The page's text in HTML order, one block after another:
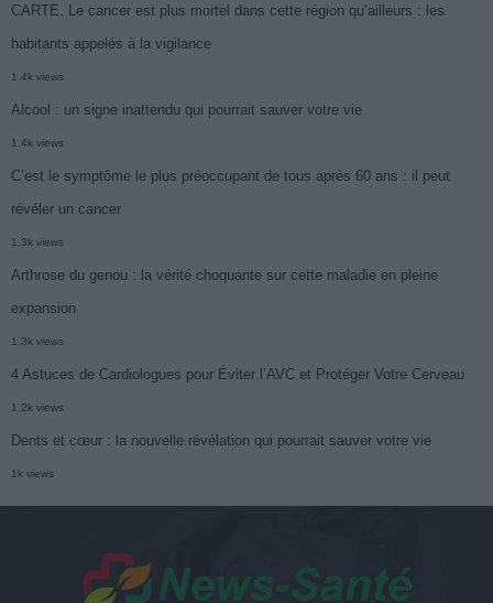
CARTE. Le cancer est plus mortel dans cette région qu’ailleurs : les
habitants appelés à la vigilance
1.4k views
Alcool : un signe inattendu qui pourrait sauver votre vie
1.4k views
C’est le symptôme le plus préoccupant de tous après 60 ans : il peut
révéler un cancer
1.3k views
Arthrose du genou : la vérité choquante sur cette maladie en pleine
expansion
1.3k views
4 Astuces de Cardiologues pour Éviter l’AVC et Protéger Votre Cerveau
1.2k views
Dents et cœur : la nouvelle révélation qui pourrait sauver votre vie
1k views